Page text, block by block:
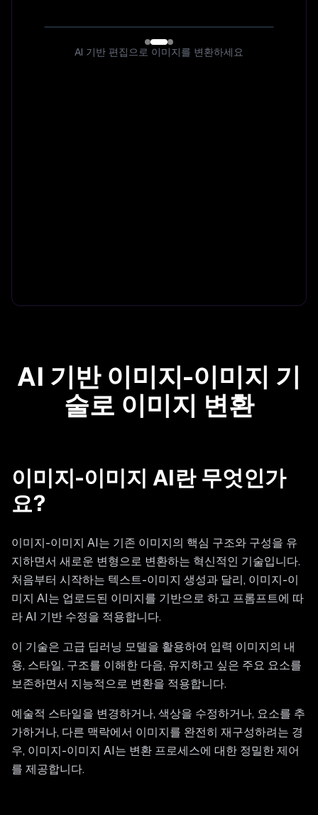
AI 기반 편집으로 이미지를 변환하세요
AI 기반 이미지-이미지 기
술로 이미지 변환
이미지-이미지 AI란 무엇인가
요?
이미지-이미지 AI는 기존 이미지의 핵심 구조와 구성을 유
지하면서 새로운 변형으로 변환하는 혁신적인 기술입니다.
처음부터 시작하는 텍스트-이미지 생성과 달리, 이미지-이
미지 AI는 업로드된 이미지를 기반으로 하고 프롬프트에 따
라 AI 기반 수정을 적용합니다.
이 기술은 고급 딥러닝 모델을 활용하여 입력 이미지의 내
용, 스타일, 구조를 이해한 다음, 유지하고 싶은 주요 요소를
보존하면서 지능적으로 변환을 적용합니다.
예술적 스타일을 변경하거나, 색상을 수정하거나, 요소를 추
가하거나, 다른 맥락에서 이미지를 완전히 재구성하려는 경
우, 이미지-이미지 AI는 변환 프로세스에 대한 정밀한 제어
를 제공합니다.